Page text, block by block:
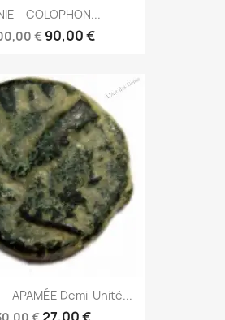
– COLOPHON...
€ 90,00 €
– APAMÉE Demi-Unité...
€